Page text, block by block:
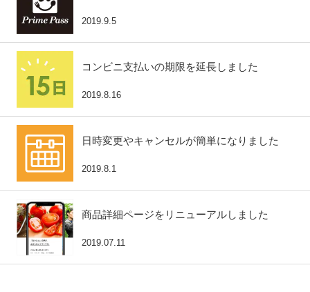
2019.9.5
コンビニ支払いの期限を延長しました
2019.8.16
日時変更やキャンセルが簡単になりました
2019.8.1
商品詳細ページをリニューアルしました
2019.07.11